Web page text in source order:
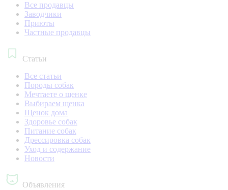
Все продавцы
Заводчики
Приюты
Частные продавцы
Статьи
Все статьи
Породы собак
Мечтаете о щенке
Выбираем щенка
Щенок дома
Здоровье собак
Питание собак
Дрессировка собак
Уход и содержание
Новости
Объявления